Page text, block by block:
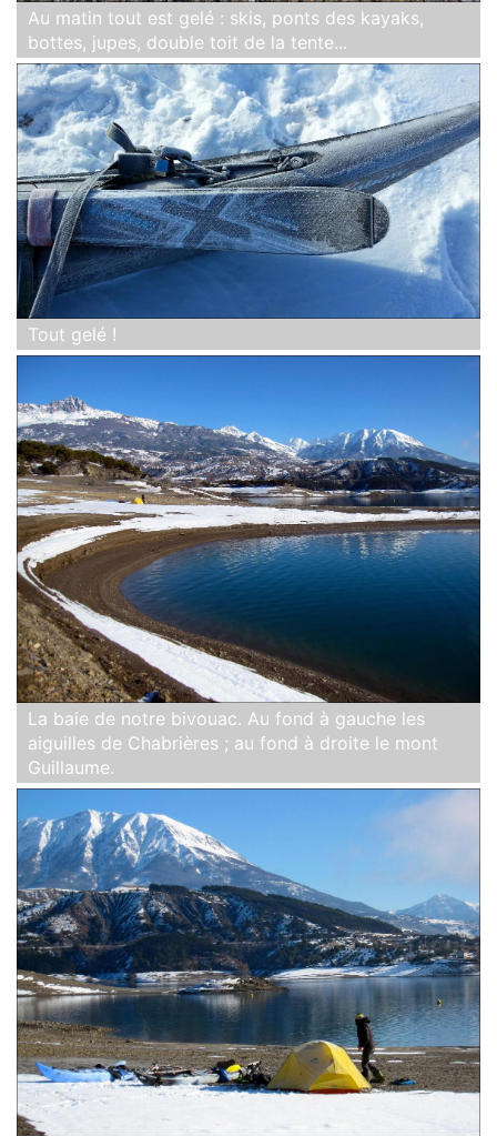
Au matin tout est gelé : skis, ponts des kayaks,
bottes, jupes, double toit de la tente...
Tout gelé !
La baie de notre bivouac. Au fond à gauche les
aiguilles de Chabrières ; au fond à droite le mont
Guillaume.